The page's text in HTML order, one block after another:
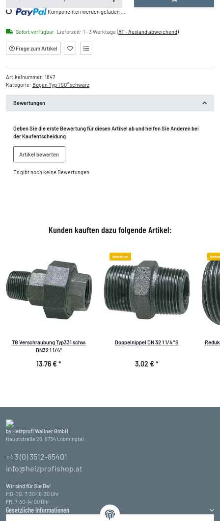
Loading... Komponenten werden geladen ...
Sofort verfügbar Lieferzeit: 1 - 3 Werktage(AT - Ausland abweichend)
Frage zum Artikel
Artikelnummer: 1847
Kategorie: Bogen Typ 1 90° schwarz
Bewertungen
Geben Sie die erste Bewertung für diesen Artikel ab und helfen Sie Anderen bei
der Kaufentscheidung
Artikel bewerten
Es gibt noch keine Bewertungen.
Kunden kauften dazu folgende Artikel:
TG Verschraubung Typ331 schw.
DN32 1 1/4"
13,76 € *
Bestseller
Doppelnippel DN 32 1 1/4 "S
3,02 € *
Reduktion
by Heizprofi Wallner GmbH
Hauptstraße 26, 8734 Lobmingtal
+43 (0) 3512-85401
info@heizprofishop.at
Wir sind für Sie Da!
MO-DO, 7:30-16:30 Uhr
FR, 7:30-14:00 Uhr
Gesetzliche Informationen